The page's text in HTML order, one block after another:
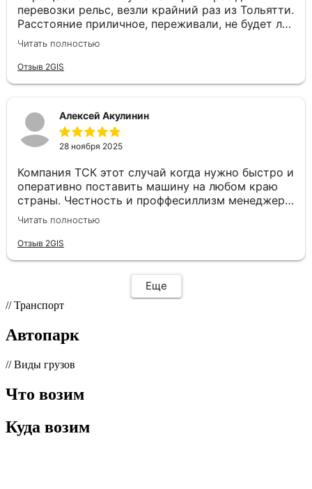
перевозки рельс, везли крайний раз из Тольятти.
Расстояние приличное, переживали, не будет ли
задержек. Но ТСК сработали четко: отслеживали
маршрут, водитель был на связи, груз доставили
в целости и даже раньше срока. Сотрудники
надежные партнеры😊
Читать полностью
Отзыв 2GIS
Алексей Акулинин
28 ноября 2025
Компания ТСК этот случай когда нужно быстро и
оперативно поставить машину на любом краю
страны. Честность и проффесиллизм менеджера
Евгения располагает к плодотворному
сотрудничеству. Рекомендую данную компанию
как надёжного партнера по перевозкам
Читать полностью
Отзыв 2GIS
Еще
// Транспорт
Автопарк
// Виды грузов
Что возим
Куда возим